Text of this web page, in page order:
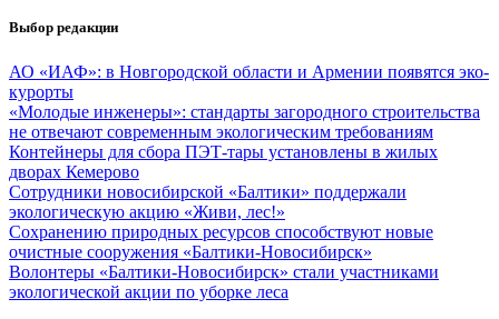
Выбор редакции
АО «ИАФ»: в Новгородской области и Армении появятся эко-
курорты
«Молодые инженеры»: стандарты загородного строительства
не отвечают современным экологическим требованиям
Контейнеры для сбора ПЭТ-тары установлены в жилых
дворах Кемерово
Сотрудники новосибирской «Балтики» поддержали
экологическую акцию «Живи, лес!»
Сохранению природных ресурсов способствуют новые
очистные сооружения «Балтики-Новосибирск»
Волонтеры «Балтики-Новосибирск» стали участниками
экологической акции по уборке леса